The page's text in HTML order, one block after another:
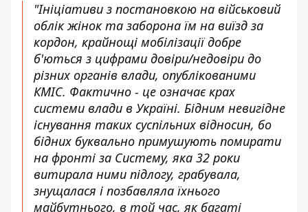
"Ініціативи з постановкою на військовий
облік жінок та заборона їм на виїзд за
кордон, крайнощі мобілізації добре
б'ються з цифрами довіри/недовіри до
різних органів влади, опублікованими
КМІС. Фактично - це означає крах
системи влади в Україні. Бідним невигідне
існування таких суспільних відносин, бо
бідних буквально примушують помирати
на фронті за Систему, яка 32 роки
витирала ними підлогу, грабувала,
знущалася і позбавляла їхнього
майбутнього, в той час, як багаті